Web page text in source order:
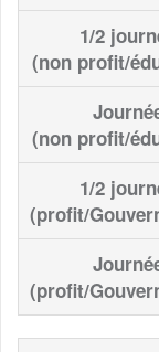
1/2
(non profit/
(non profit/
1/2
(profit/
(profit/